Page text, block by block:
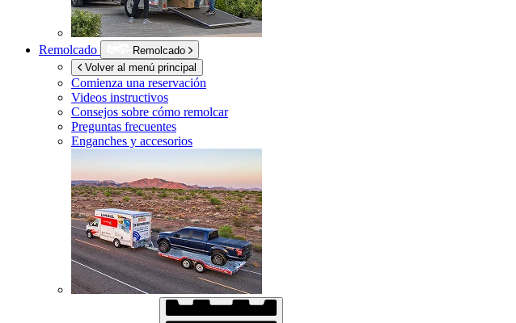
Remolcado
Remolcado
Volver al menú principal
Comienza una reservación
Videos instructivos
Consejos sobre cómo remolcar
Preguntas frecuentes
Enganches y accesorios